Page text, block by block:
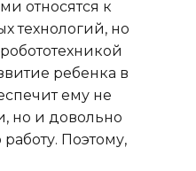
относятся к
технологий, но
ребенка в
ему не
но и довольно
Поэтому,